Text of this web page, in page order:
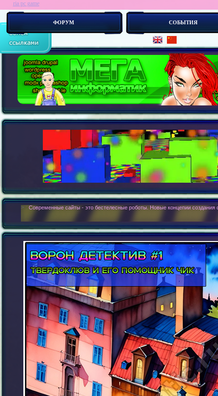
ФОРУМ СОБЫТИЯ
ria pc game
> : Современные сайты - это бестелесные роботы. Новые концепии создания